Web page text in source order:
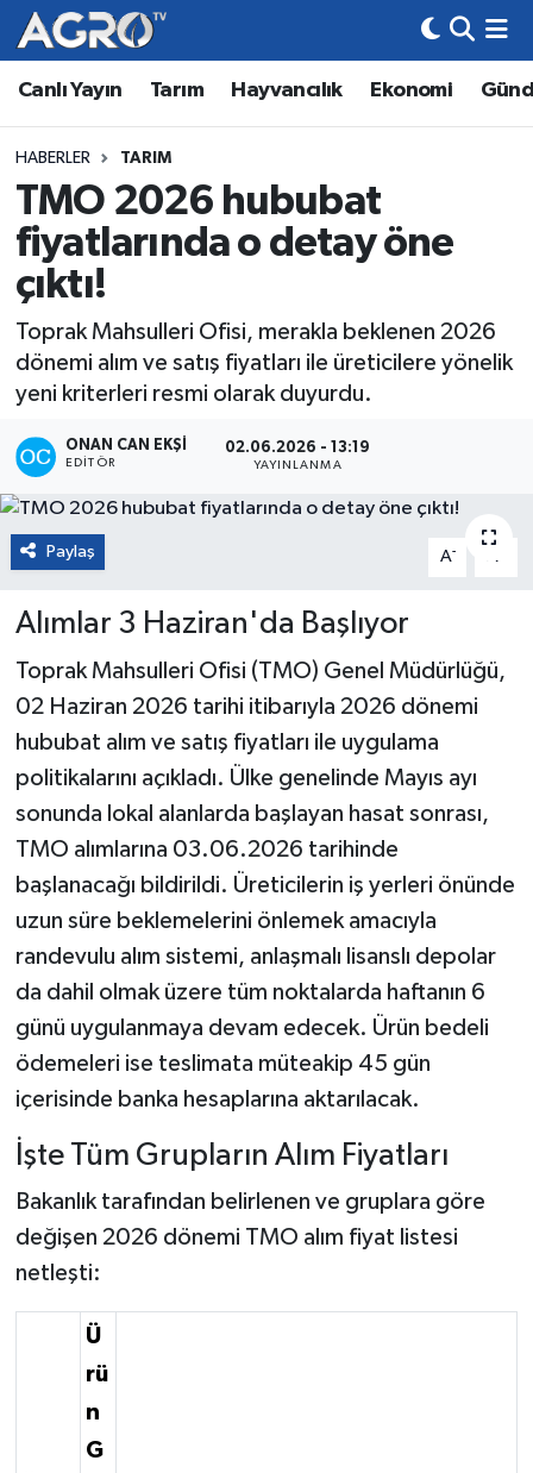
Canlı Yayın Tarım Hayvancılık Ekonomi
HABERLER TARIM
TMO 2026 hububat
fiyatlarında o detay öne
çıktı!
Toprak Mahsulleri Ofisi, merakla beklenen 2026
dönemi alım ve satış fiyatları ile üreticilere yönelik
yeni kriterleri resmi olarak duyurdu.
ONAN CAN EKŞI
EDITÖR
02.06.2026 - 13:19
YAYINLANMA
Paylaş A- A
Alımlar 3 Haziran'da Başlıyor
Toprak Mahsulleri Ofisi (TMO) Genel Müdürlüğü,
02 Haziran 2026 tarihi itibarıyla 2026 dönemi
hububat alım ve satış fiyatları ile uygulama
politikalarını açıkladı. Ülke genelinde Mayıs ayı
sonunda lokal alanlarda başlayan hasat sonrası,
TMO alımlarına 03.06.2026 tarihinde
başlanacağı bildirildi. Üreticilerin iş yerleri önünde
uzun süre beklemelerini önlemek amacıyla
randevulu alım sistemi, anlaşmalı lisanslı depolar
da dahil olmak üzere tüm noktalarda haftanın 6
günü uygulanmaya devam edecek. Ürün bedeli
ödemeleri ise teslimata müteakip 45 gün
içerisinde banka hesaplarına aktarılacak.
İşte Tüm Grupların Alım Fiyatları
Bakanlık tarafından belirlenen ve gruplara göre
değişen 2026 dönemi TMO alım fiyat listesi
netleşti:
Ü
rü
n
G
Hava Durumu
Trafik Durumu
Süper Lig Puan Durumu ve Fikstür
Tüm Manşetler
Son Dakika Haberleri
Haber Arşivi